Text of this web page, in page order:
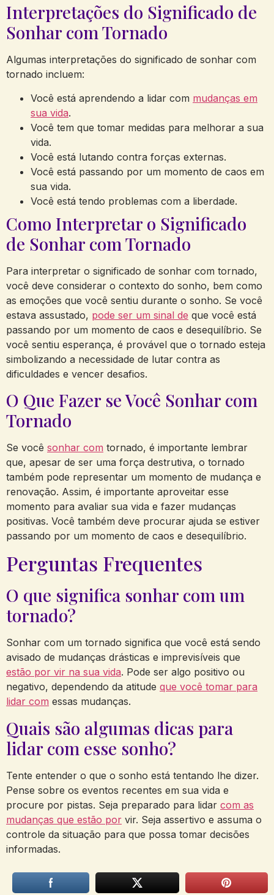
Interpretações do Significado de
Sonhar com Tornado
Algumas interpretações do significado de sonhar com
tornado incluem:
Você está aprendendo a lidar com mudanças em
sua vida.
Você tem que tomar medidas para melhorar a sua
vida.
Você está lutando contra forças externas.
Você está passando por um momento de caos em
sua vida.
Você está tendo problemas com a liberdade.
Como Interpretar o Significado
de Sonhar com Tornado
Para interpretar o significado de sonhar com tornado,
você deve considerar o contexto do sonho, bem como
as emoções que você sentiu durante o sonho. Se você
estava assustado, pode ser um sinal de que você está
passando por um momento de caos e desequilíbrio. Se
você sentiu esperança, é provável que o tornado esteja
simbolizando a necessidade de lutar contra as
dificuldades e vencer desafios.
O Que Fazer se Você Sonhar com
Tornado
Se você sonhar com tornado, é importante lembrar
que, apesar de ser uma força destrutiva, o tornado
também pode representar um momento de mudança e
renovação. Assim, é importante aproveitar esse
momento para avaliar sua vida e fazer mudanças
positivas. Você também deve procurar ajuda se estiver
passando por um momento de caos e desequilíbrio.
Perguntas Frequentes
O que significa sonhar com um
tornado?
Sonhar com um tornado significa que você está sendo
avisado de mudanças drásticas e imprevisíveis que
estão por vir na sua vida. Pode ser algo positivo ou
negativo, dependendo da atitude que você tomar para
lidar com essas mudanças.
Quais são algumas dicas para
lidar com esse sonho?
Tente entender o que o sonho está tentando lhe dizer.
Pense sobre os eventos recentes em sua vida e
procure por pistas. Seja preparado para lidar com as
mudanças que estão por vir. Seja assertivo e assuma o
controle da situação para que possa tomar decisões
informadas.